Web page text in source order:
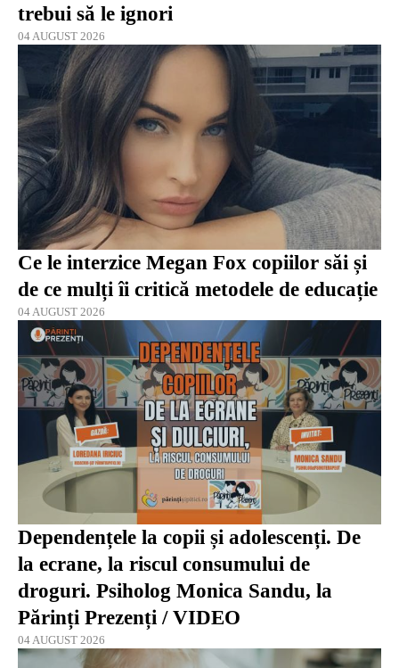
trebui să le ignori
04 AUGUST 2026
Ce le interzice Megan Fox copiilor săi și
de ce mulți îi critică metodele de educație
04 AUGUST 2026
Dependențele la copii și adolescenți. De
la ecrane, la riscul consumului de
droguri. Psiholog Monica Sandu, la
Părinți Prezenți / VIDEO
04 AUGUST 2026